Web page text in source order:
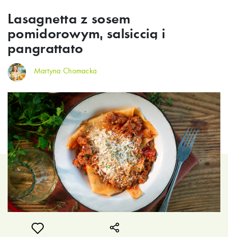
Lasagnetta z sosem
pomidorowym, salsiccią i
pangrattato
Martyna Chomacka